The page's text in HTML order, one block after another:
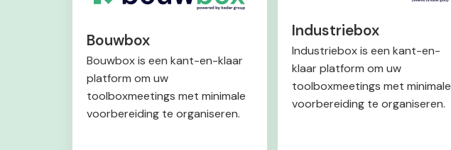
Bouwbox
Bouwbox is een kant-en-klaar
platform om uw
toolboxmeetings met minimale
voorbereiding te organiseren.
Industriebox
Industriebox is een kant-en-
klaar platform om uw
toolboxmeetings met minimale
voorbereiding te organiseren.